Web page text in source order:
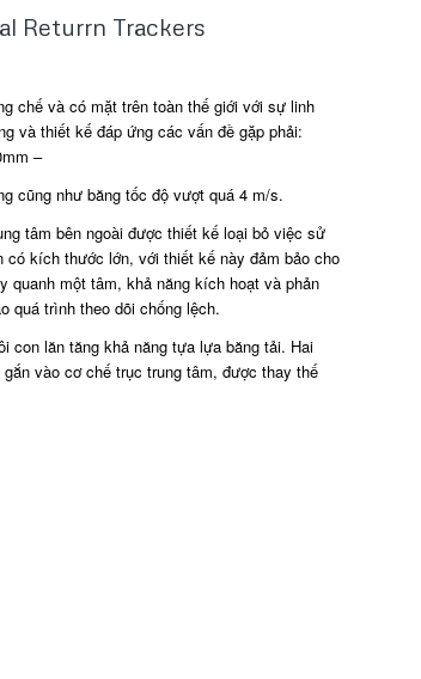
Returrn Trackers
chế và có mặt trên toàn thế giới với sự linh
và thiết kế đáp ứng các vấn đề gặp phải:
–
cũng như băng tốc độ vượt quá 4 m/s.
tâm bên ngoài được thiết kế loại bỏ việc sử
có kích thước lớn, với thiết kế này đảm bảo cho
quanh một tâm, khả năng kích hoạt và phản
quá trình theo dõi chống lệch.
con lăn tăng khả năng tựa lựa băng tải. Hai
vào cơ chế trục trung tâm, được thay thế